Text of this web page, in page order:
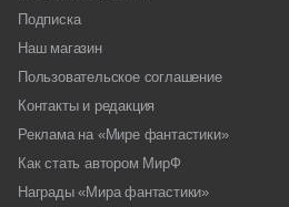
Подписка
Наш магазин
Пользовательское соглашение
Контакты и редакция
Реклама на «Мире фантастики»
Как стать автором МирФ
Награды «Мира фантастики»